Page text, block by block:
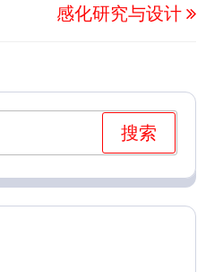
感化研究与设计